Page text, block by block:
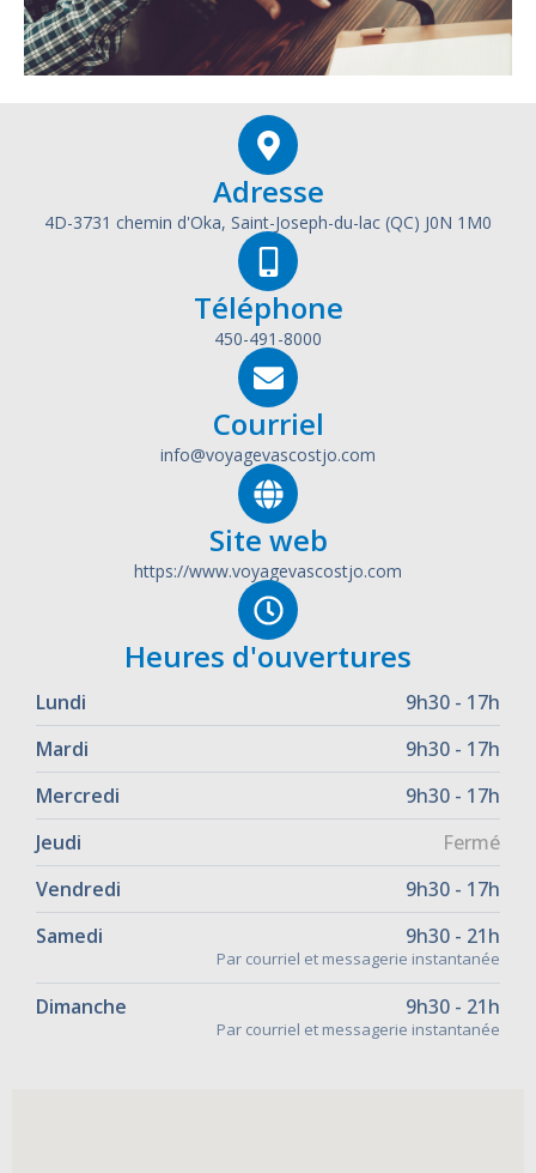
Adresse
4D-3731 chemin d'Oka, Saint-Joseph-du-lac (QC) J0N 1M0
Téléphone
450-491-8000
Courriel
info@voyagevascostjo.com
Site web
https://www.voyagevascostjo.com
Heures d'ouvertures
Lundi
9h30 - 17h
Mardi
9h30 - 17h
Mercredi
9h30 - 17h
Jeudi
Fermé
Vendredi
9h30 - 17h
Samedi
9h30 - 21h
Par courriel et messagerie instantanée
Dimanche 9h30 - 21h
Par courriel et messagerie instantanée